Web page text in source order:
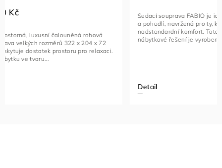
Sedací souprava FABIO je ideální kombinací luxusu
nadstandardní komfort. Toto stylové a multifunkční
nábytkové řešení je vyrobeno...
Rohová
funkční kus
vybavený
kovovými